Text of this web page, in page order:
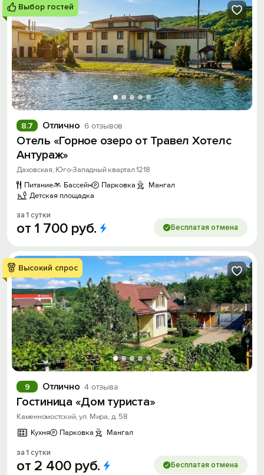
Выбор гостей
Отлично 6 отзывов
8.7
Отель «Горное озеро от Травел Хотелс
Антураж»
Даховская, Юго-Западный квартал 1218
Питание
Бассейн Парковка
Мангал
Детская площадка
за 1 сутки
от 1 700 руб. Бесплатая отмена
Высокий спрос
Отлично 4 отзыва
9
Гостиница «Дом туриста»
Каменномостский, ул. Мира, д. 58
Кухня
Парковка Мангал
за 1 сутки
от 2 400 руб. Бесплатая отмена